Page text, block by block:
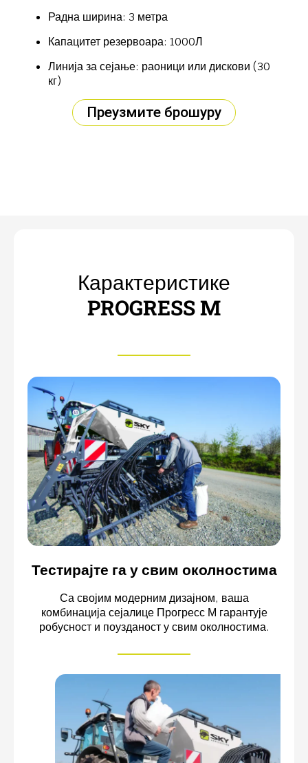
Радна ширина: 3 метра
Капацитет резервоара: 1000Л
Линија за сејање: раоници или дискови (30
кг)
Преузмите брошуру
Карактеристике
PROGRESS М
Тестирајте га у свим околностима
Са својим модерним дизајном, ваша
комбинација сејалице Прогресс М гарантује
робусност и поузданост у свим околностима.